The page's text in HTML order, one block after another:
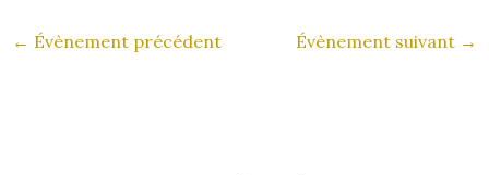
← Évènement précédent Évènement suivant →